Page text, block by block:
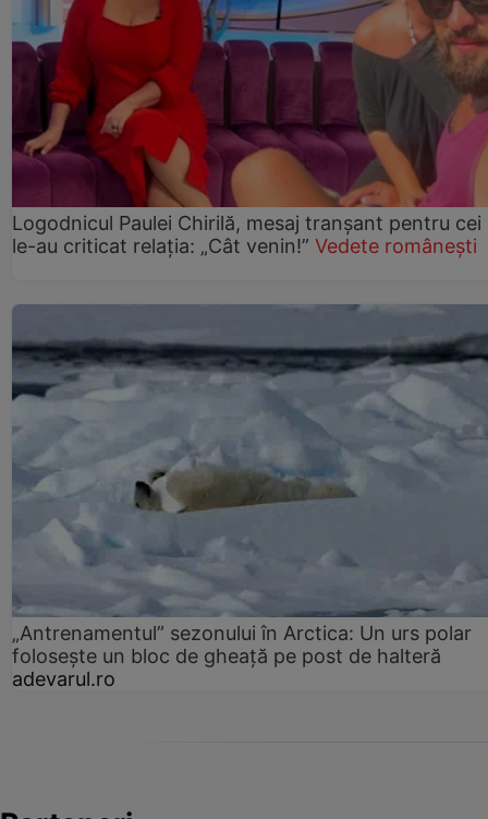
Logodnicul Paulei Chirilă, mesaj tranșant pentru cei
le-au criticat relația: „Cât venin!” Vedete românești
„Antrenamentul” sezonului în Arctica: Un urs polar
folosește un bloc de gheață pe post de halteră
adevarul.ro